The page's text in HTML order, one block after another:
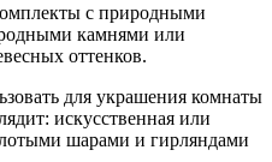
с природными
камнями или
оттенков.
для украшения комнаты
искусственная или
шарами и гирляндами